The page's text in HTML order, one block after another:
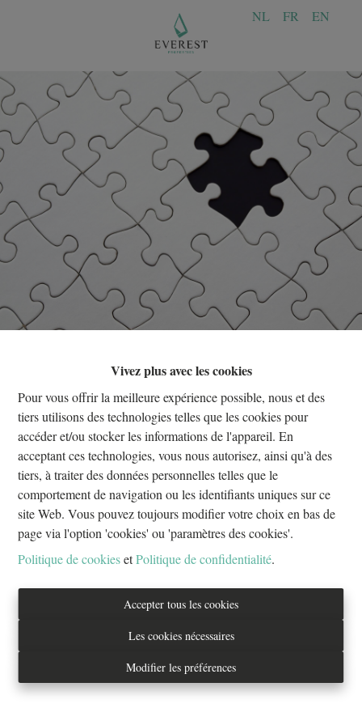
Vivez plus avec les cookies
Pour vous offrir la meilleure expérience possible, nous et des
tiers utilisons des technologies telles que les cookies pour
accéder et/ou stocker les informations de l'appareil. En
acceptant ces technologies, vous nous autorisez, ainsi qu'à des
tiers, à traiter des données personnelles telles que le
comportement de navigation ou les identifiants uniques sur ce
site Web. Vous pouvez toujours modifier votre choix en bas de
page via l'option 'cookies' ou 'paramètres des cookies'.
Politique de cookiesetPolitique de confidentialité.
Accepter tous les cookies
Les cookies nécessaires
Modifier les préférences
NL FR EN
Oups, cette page n'existe plus
À Vendre À Louer
Tél. : 02/733.70.70
Real estate